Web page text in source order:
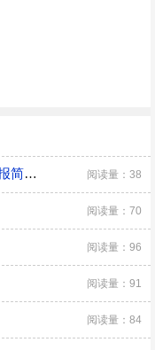
寒假计划表手抄报怎么画寒假计划手抄报简单又漂亮黑白线稿 阅读量：38
阅读量：70
阅读量：96
阅读量：91
阅读量：84